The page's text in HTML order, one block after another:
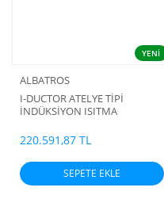
YENİ
ALBATROS
I-DUCTOR ATELYE TİPİ
İNDÜKSİYON ISITMA
220.591,87 TL
SEPETE EKLE